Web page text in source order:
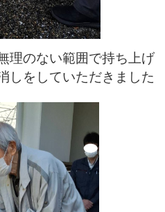
理のない範囲で持ち上げ
しをしていただきました